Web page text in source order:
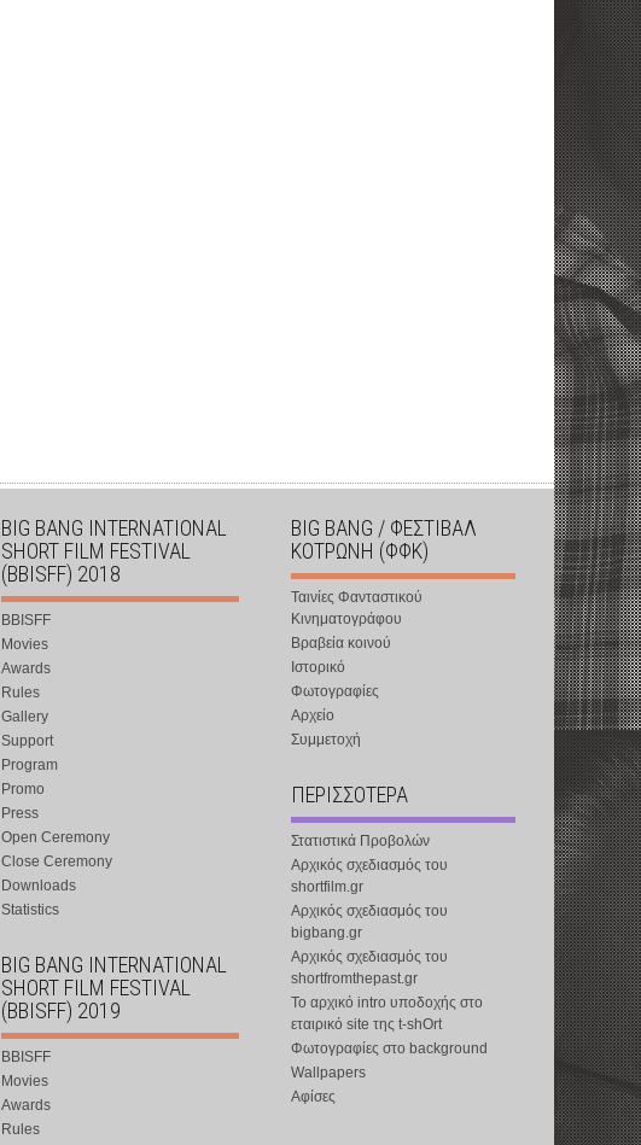
BIG BANG INTERNATIONAL
SHORT FILM FESTIVAL
(BBISFF) 2018
BBISFF
Movies
Awards
Rules
Gallery
Support
Program
Promo
Press
Open Ceremony
Close Ceremony
Downloads
Statistics
BIG BANG INTERNATIONAL
SHORT FILM FESTIVAL
(BBISFF) 2019
BBISFF
Movies
Awards
Rules
BIG BANG / ΦΕΣΤΙΒΑΛ
ΚΟΤΡΩΝΗ (ΦΦΚ)
Ταινίες Φανταστικού
Κινηματογράφου
Βραβεία κοινού
Ιστορικό
Φωτογραφίες
Αρχείο
Συμμετοχή
ΠΕΡΙΣΣΟΤΕΡΑ
Στατιστικά Προβολών
Αρχικός σχεδιασμός του
shortfilm.gr
Αρχικός σχεδιασμός του
bigbang.gr
Αρχικός σχεδιασμός του
shortfromthepast.gr
Το αρχικό intro υποδοχής στο
εταιρικό site της t-shOrt
Φωτογραφίες στο background
Wallpapers
Αφίσες